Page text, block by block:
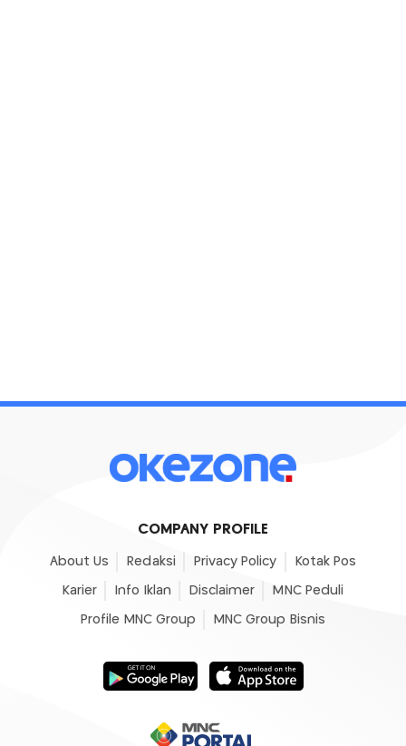
COMPANY PROFILE
About Us Redaksi Privacy Policy Kotak Pos
Karier Info Iklan Disclaimer MNC Peduli
Profile MNC Group MNC Group Bisnis